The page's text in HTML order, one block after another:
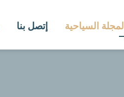
المجلة السياحية إتصل بنا